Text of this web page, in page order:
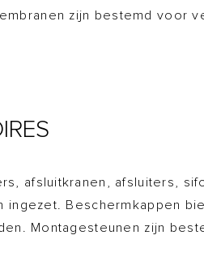
zijn bestemd voor
afsluitkranen, afsluiters,
ingezet. Beschermkappen
Montagesteunen zijn